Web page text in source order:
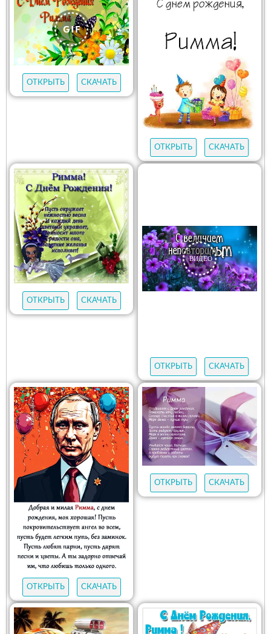
ОТКРЫТЬ СКАЧАТЬ
ОТКРЫТЬ СКАЧАТЬ
ОТКРЫТЬ СКАЧАТЬ
ОТКРЫТЬ СКАЧАТЬ
ОТКРЫТЬ СКАЧАТЬ
ОТКРЫТЬ СКАЧАТЬ